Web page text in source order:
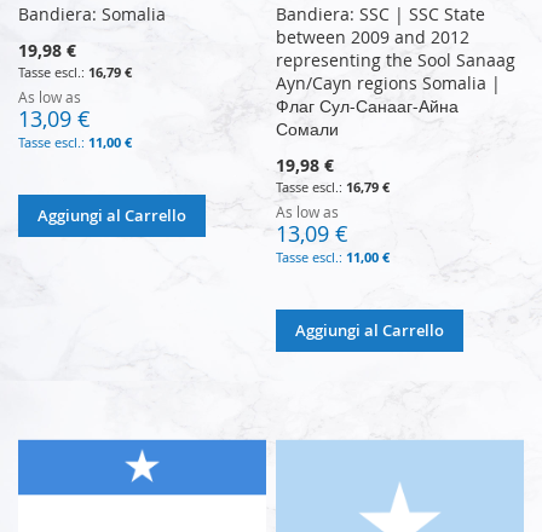
Bandiera: Somalia
19,98 €
16,79 €
As low as
13,09 €
11,00 €
Aggiungi al Carrello
Bandiera: SSC | SSC State
between 2009 and 2012
representing the Sool Sanaag
Ayn/Cayn regions Somalia |
Флаг Сул-Санааг-Айна
Сомали
19,98 €
16,79 €
As low as
13,09 €
11,00 €
Aggiungi al Carrello